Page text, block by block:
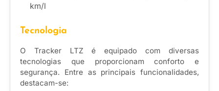
km/l
Tecnologia
O Tracker LTZ é equipado com diversas
tecnologias que proporcionam conforto e
segurança. Entre as principais funcionalidades,
destacam-se: